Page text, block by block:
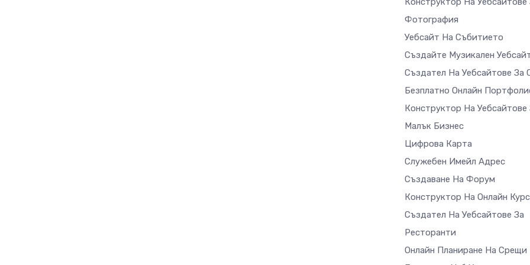
Фотография
Уебсайт На Събитието
Създайте Музикален
Създател На Уебсайтове За
Безплатно Онлайн
Конструктор На Уебсайтове
Малък Бизнес
Цифрова Карта
Служебен Имейл Адрес
Създаване На Форум
Конструктор На Онлайн
Създател На Уебсайтове За
Ресторанти
Онлайн Планиране На Срещи